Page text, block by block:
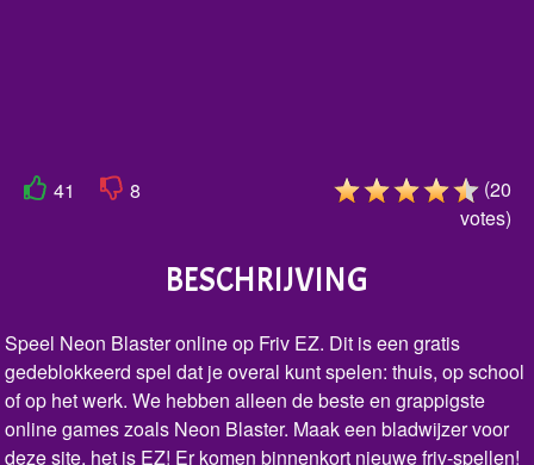
41 8 (20
votes)
BESCHRIJVING
Speel Neon Blaster online op Friv EZ. Dit is een gratis
gedeblokkeerd spel dat je overal kunt spelen: thuis, op school
of op het werk. We hebben alleen de beste en grappigste
online games zoals Neon Blaster. Maak een bladwijzer voor
deze site, het is EZ! Er komen binnenkort nieuwe friv-spellen!